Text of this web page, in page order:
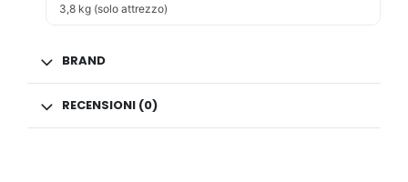
3,8 kg (solo attrezzo)
BRAND
RECENSIONI (0)